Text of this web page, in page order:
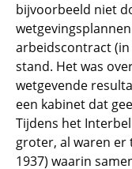
bijvoorbeeld niet
arbeidscontract
stand. Het was
wetgevende
een kabinet dat
Tijdens het
groter, al waren er
1937) waarin